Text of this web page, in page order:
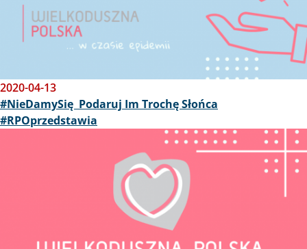
2020-04-13
#NieDamySię Podaruj Im Trochę Słońca
#RPOprzedstawia